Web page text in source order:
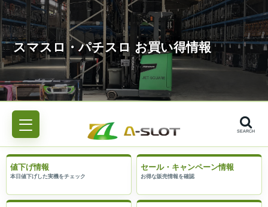
SEARCH
値下げ情報 セール・キャンペーン情報